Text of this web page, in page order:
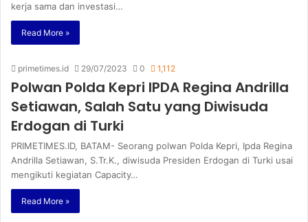
kerja sama dan investasi…
Read More »
primetimes.id 29/07/2023 0 1,112
Polwan Polda Kepri IPDA Regina Andrilla
Setiawan, Salah Satu yang Diwisuda
Erdogan di Turki
PRIMETIMES.ID, BATAM- Seorang polwan Polda Kepri, Ipda Regina
Andrilla Setiawan, S.Tr.K., diwisuda Presiden Erdogan di Turki usai
mengikuti kegiatan Capacity…
Read More »